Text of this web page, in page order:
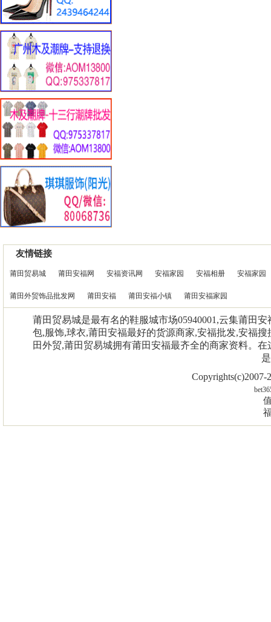
友情链接
莆田贸易城 莆田安福网 安福资讯网 安福家园 安福相册 安福家园
莆田外贸饰品批发网 莆田安福 莆田安福小镇 莆田安福家园
莆田贸易城是最有名的鞋服城市场05940001,云集莆田
包,服饰,球衣,莆田安福最好的货源商家,安福批发,安福
田外贸,莆田贸易城拥有莆田安福最齐全的商家资料。